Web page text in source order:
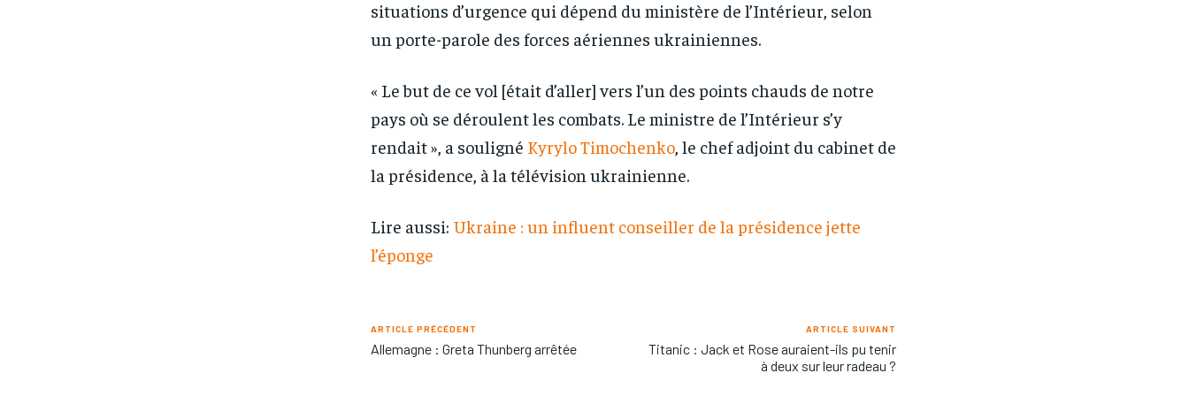
situations d’urgence qui dépend du ministère de l’Intérieur, selon
un porte-parole des forces aériennes ukrainiennes.
« Le but de ce vol [était d’aller] vers l’un des points chauds de notre
pays où se déroulent les combats. Le ministre de l’Intérieur s’y
rendait », a souligné Kyrylo Timochenko, le chef adjoint du cabinet de
la présidence, à la télévision ukrainienne.
Lire aussi: Ukraine : un influent conseiller de la présidence jette
l’éponge
ARTICLE PRÉCÉDENT
Allemagne : Greta Thunberg arrêtée
ARTICLE SUIVANT
Titanic : Jack et Rose auraient-ils pu tenir
à deux sur leur radeau ?